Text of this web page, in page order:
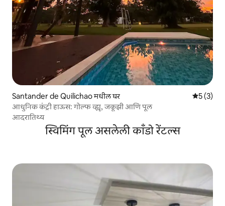
Santander de Quilichao मधील घर 5 पैकी 5
5 (3)
आधुनिक कंट्री हाऊस: गोल्फ व्ह्यू, जकूझी आणि पूल
आदरातिथ्य
स्विमिंग पूल असलेली काँडो रेंटल्स